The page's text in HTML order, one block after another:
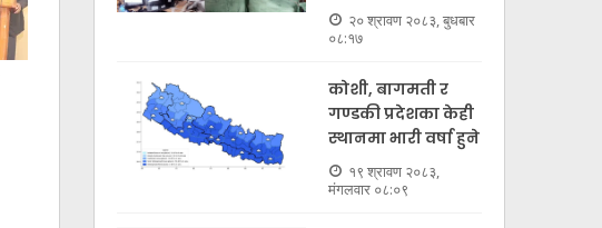
२० श्रावण २०८३, बुधबार
०८:१७
कोशी, बागमती र
गण्डकी प्रदेशका केही
स्थानमा भारी वर्षा हुने
१९ श्रावण २०८३,
मंगलवार ०८:०९